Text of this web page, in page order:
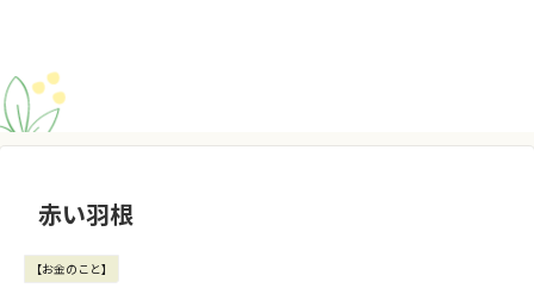
赤い羽根
【お金のこと】